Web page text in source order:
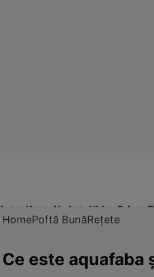
Actualitate Vedete Video Prime
HomePoftă BunăRețete
Ce este aquafaba